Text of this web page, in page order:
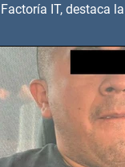
Factoría IT, destaca